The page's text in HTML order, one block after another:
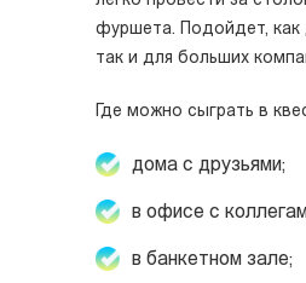
фуршета. Подойдет, как
так и для больших
Где можно сыграть в
дома с друзьями;
в офисе с
в банкетном зале;